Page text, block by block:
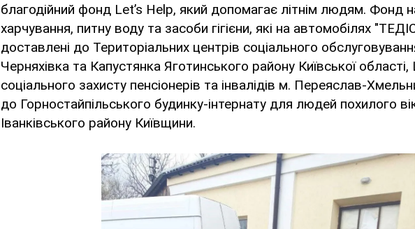
благодійний фонд Let’s Help, який допомагає літнім людям. Фонд
харчування, питну воду та засоби гігієни, які на автомобілях
доставлені до Територіальних центрів соціального
Черняхівка та Капустянка Яготинського району Київської
соціального захисту пенсіонерів та інвалідів м. Переяслав-
до Горностайпільського будинку-інтернату для людей похилого
Іванківського району Київщини.